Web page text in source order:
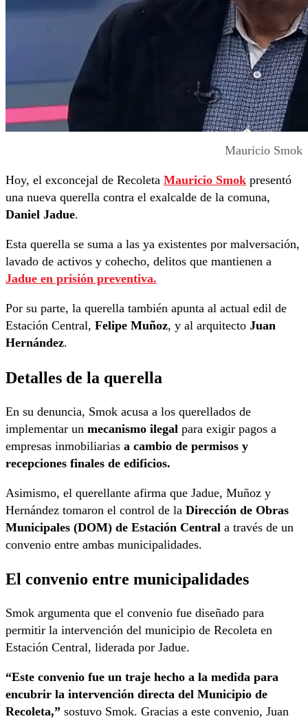
Mauricio Smok
Hoy, el exconcejal de Recoleta Mauricio Smok presentó
una nueva querella contra el exalcalde de la comuna,
Daniel Jadue.
Esta querella se suma a las ya existentes por malversación,
lavado de activos y cohecho, delitos que mantienen a
Jadue en prisión preventiva.
Por su parte, la querella también apunta al actual edil de
Estación Central, Felipe Muñoz, y al arquitecto Juan
Hernández.
Detalles de la querella
En su denuncia, Smok acusa a los querellados de
implementar un mecanismo ilegal para exigir pagos a
empresas inmobiliarias a cambio de permisos y
recepciones finales de edificios.
Asimismo, el querellante afirma que Jadue, Muñoz y
Hernández tomaron el control de la Dirección de Obras
Municipales (DOM) de Estación Central a través de un
convenio entre ambas municipalidades.
El convenio entre municipalidades
Smok argumenta que el convenio fue diseñado para
permitir la intervención del municipio de Recoleta en
Estación Central, liderada por Jadue.
“Este convenio fue un traje hecho a la medida para
encubrir la intervención directa del Municipio de
Recoleta,” sostuvo Smok. Gracias a este convenio, Juan